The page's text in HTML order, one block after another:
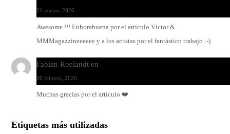
21 marzo, 2026
Awesome !!! Enhorabuena por el artículo Víctor &
MMMagazzineeeeee y a los artistas por el fantástico trabajo :-)
Fabian Roelandt en
20 febrero, 2026
Muchas gracias por el artículo ❤️
Etiquetas más utilizadas